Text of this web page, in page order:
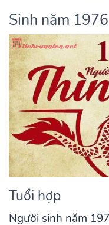
Sinh năm
Tuổi hợp
Người sinh năm